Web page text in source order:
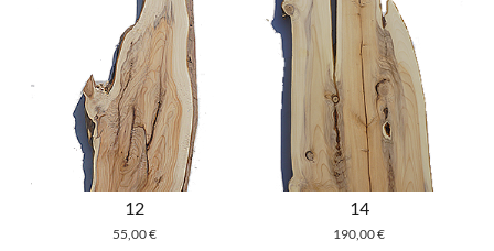
12
55,00€
14
190,00€